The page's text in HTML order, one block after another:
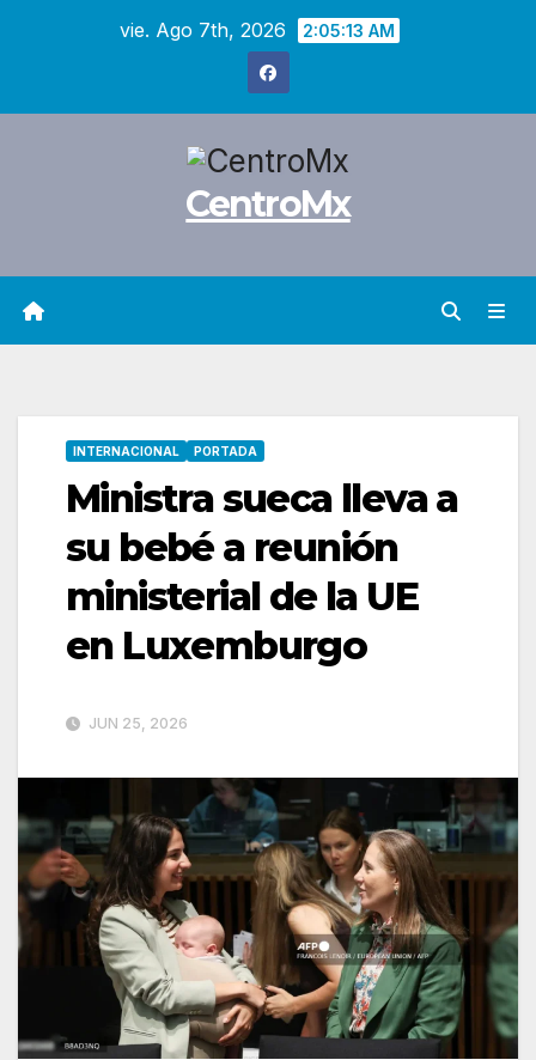
vie. Ago 7th, 2026 2:05:14 AM
CentroMx
INTERNACIONAL PORTADA
Ministra sueca lleva a
su bebé a reunión
ministerial de la UE
en Luxemburgo
JUN 25, 2026